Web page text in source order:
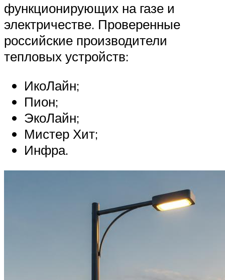
функционирующих на газе и
электричестве. Проверенные
российские производители
тепловых устройств:
ИкоЛайн;
Пион;
ЭкоЛайн;
Мистер Хит;
Инфра.